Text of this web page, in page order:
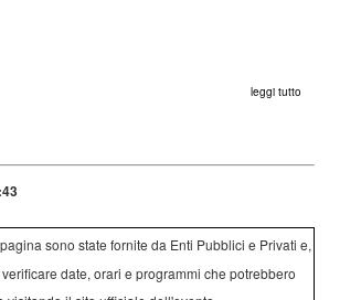
leggi tutto
sono state fornite da Enti Pubblici e Privati e,
date, orari e programmi che potrebbero